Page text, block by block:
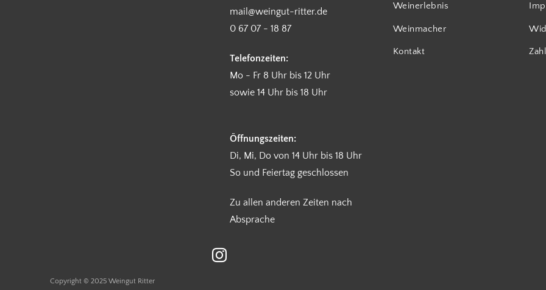
mail@weingut-ritter.de
0 67 07 - 18 87
Telefonzeiten:
Mo - Fr 8 Uhr bis 12 Uhr
sowie 14 Uhr bis 18 Uhr
Öffnungszeiten:
Di, Mi, Do von 14 Uhr bis 18 Uhr
So und Feiertag geschlossen
Zu allen anderen Zeiten nach
Absprache
Weinerlebnis
Weinmacher
Kontakt
Copyright © 2025 Weingut Ritter